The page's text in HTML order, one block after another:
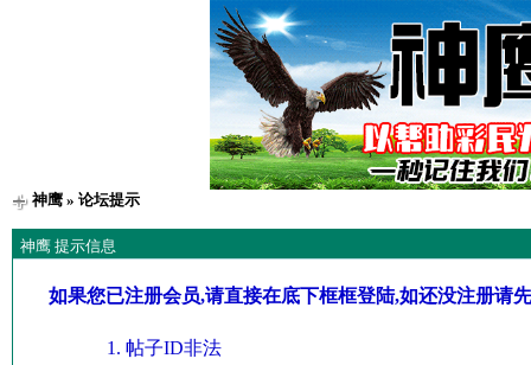
神鹰» 论坛提示
神鹰 提示信息
如果您已注册会员,请直接在底下框框登陆,如还没注册请
帖子ID非法